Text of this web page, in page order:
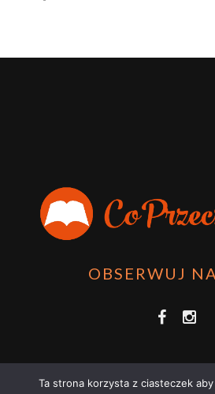
OBSERWUJ
Ta strona korzysta z ciasteczek